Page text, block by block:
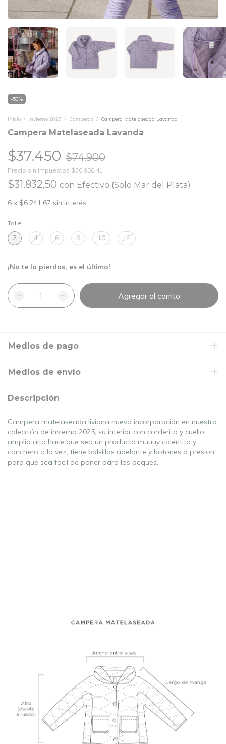
-50%
Inicio / Invierno 2026 / Camperas / Campera Matelaseada Lavanda
Campera Matelaseada Lavanda
$37.450 $74.900
Precio sin impuestos $30.950,41
$31.832,50 con Efectivo (Solo Mar del Plata)
6 x $6.241,67 sin interés
Talle
2 4 6 8 10 12
¡No te lo pierdas, es el último!
Medios de pago
Medios de envío
Descripción
Campera matelaseada liviana nueva incorporación en nuestra
colección de invierno 2025, su interior con corderito y cuello
amplio alto hace que sea un producto muuuy calentito y
canchero a la vez, tiene bolsillos adelante y botones a presion
para que sea facil de poner para las peques.